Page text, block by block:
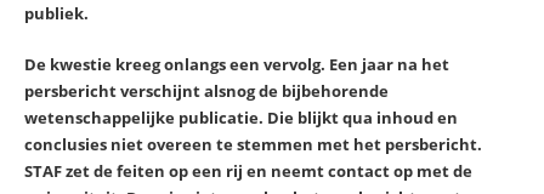
publiek.
De kwestie kreeg onlangs een vervolg. Een jaar na het
persbericht verschijnt alsnog de bijbehorende
wetenschappelijke publicatie. Die blijkt qua inhoud en
conclusies niet overeen te stemmen met het persbericht.
STAF zet de feiten op een rij en neemt contact op met de